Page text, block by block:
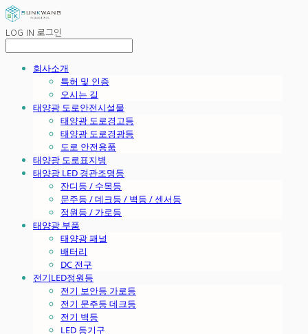
LOG IN 로그인
회사소개
특허 및 인증
오시는 길
태양광 도로안전시설물
태양광 도로경고등
태양광 도로경광등
도로 안전용품
태양광 도로표지병
태양광 LED 경관조명등
잔디등 / 수목등
문주등 / 데크등 / 벽등 / 센서등
정원등 / 가로등
태양광 부품
태양광 패널
배터리
DC 전구
전기LED정원등
전기 보안등 가로등
전기 문주등 데크등
전기 벽등
LED 등기구